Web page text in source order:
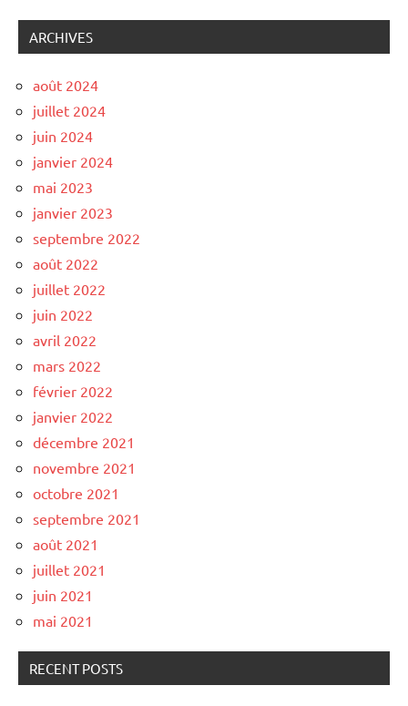
ARCHIVES
août 2024
juillet 2024
juin 2024
janvier 2024
mai 2023
janvier 2023
septembre 2022
août 2022
juillet 2022
juin 2022
avril 2022
mars 2022
février 2022
janvier 2022
décembre 2021
novembre 2021
octobre 2021
septembre 2021
août 2021
juillet 2021
juin 2021
mai 2021
RECENT POSTS